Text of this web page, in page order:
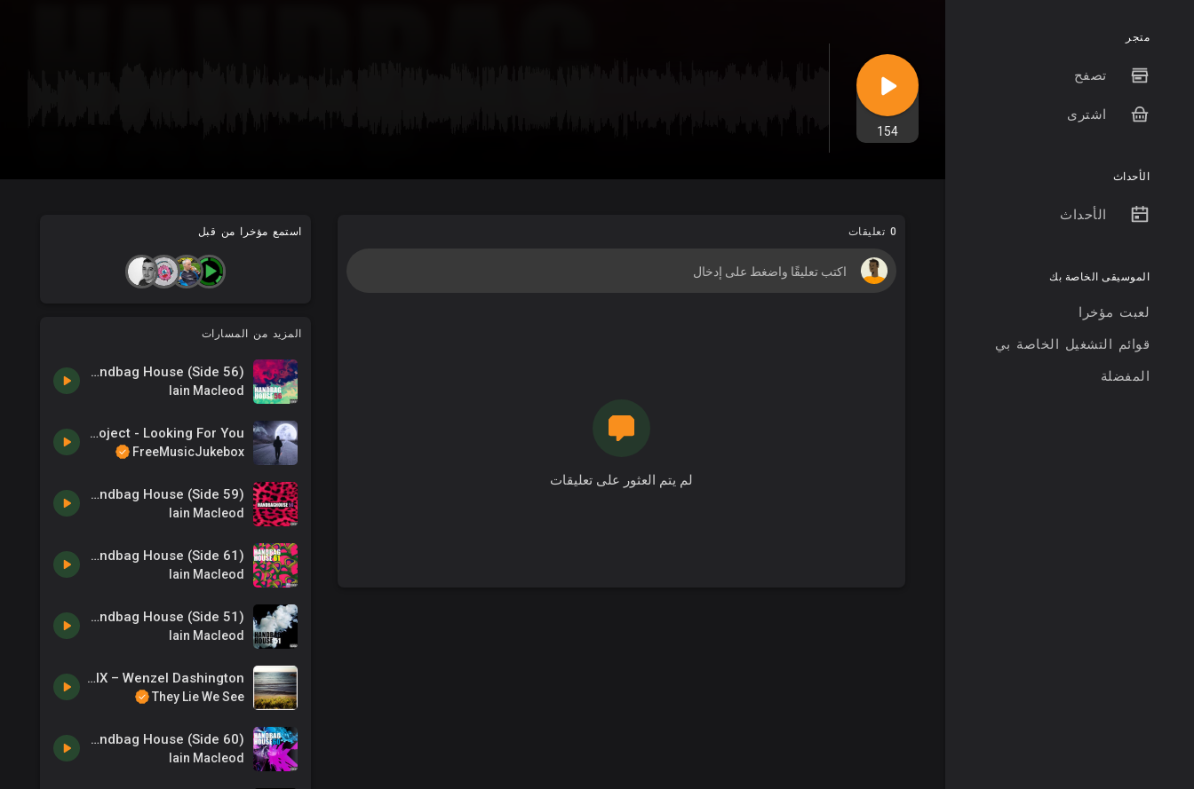
متجر
تصفح
اشترى
الأحداث
الأحداث
الموسيقى الخاصة بك
لعبت مؤخرا
قوائم التشغيل الخاصة بي
المفضلة
154
0 تعليقات
لم يتم العثور على تعليقات
استمع مؤخرا من قبل
المزيد من المسارات
Handbag House (Side 56)
Iain Macleod
Dimitris Papageorgiou - zero-project - Looking For You
FreeMusicJukebox
Handbag House (Side 59)
Iain Macleod
Handbag House (Side 61)
Iain Macleod
Handbag House (Side 51)
Iain Macleod
Deep In Dub Vol. IX – Wenzel Dashington
They Lie We See
Handbag House (Side 60)
Iain Macleod